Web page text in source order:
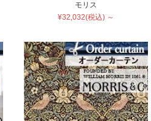
モリス
¥32,032(税込) ～